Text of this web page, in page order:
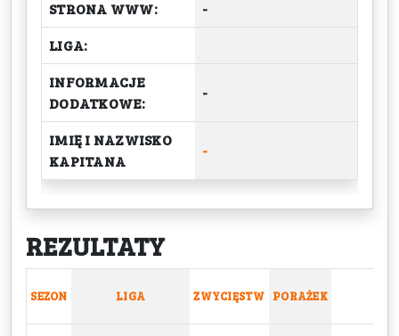
STRONA WWW:
-
LIGA:
INFORMACJE
DODATKOWE:
-
IMIĘ I NAZWISKO
KAPITANA
-
REZULTATY
SEZON LIGA ZWYCIĘSTW PORAŻEK